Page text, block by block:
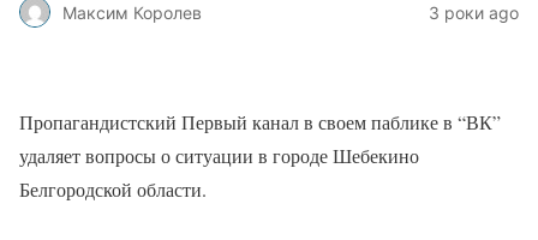
Максим Королев 3 роки ago
Пропагандистский Первый канал в своем паблике в “ВК”
удаляет вопросы о ситуации в городе Шебекино
Белгородской области.